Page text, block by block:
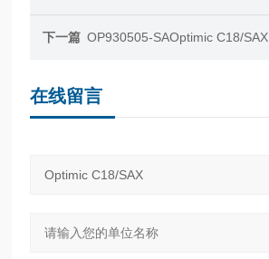
下一篇 OP930505-SAOptimic C18/SAX
在线留言